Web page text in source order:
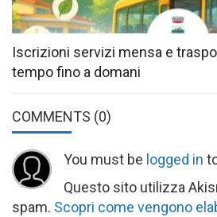
Iscrizioni servizi mensa e
tempo fino a domani
COMMENTS (0)
You must be logged in
Questo sito utilizza
spam. Scopri come vengono